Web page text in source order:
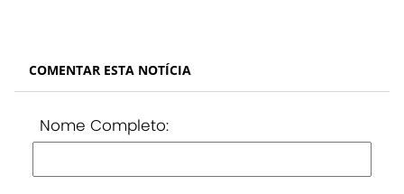
COMENTAR ESTA NOTÍCIA
Nome Completo: